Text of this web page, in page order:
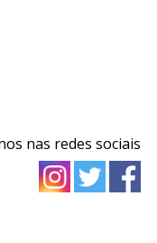
nas redes sociais